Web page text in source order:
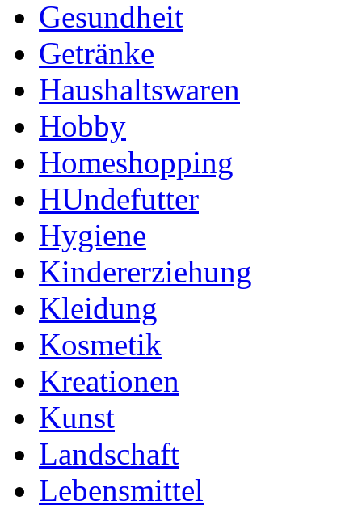
Gesundheit
Getränke
Haushaltswaren
Hobby
Homeshopping
HUndefutter
Hygiene
Kindererziehung
Kleidung
Kosmetik
Kreationen
Kunst
Landschaft
Lebensmittel